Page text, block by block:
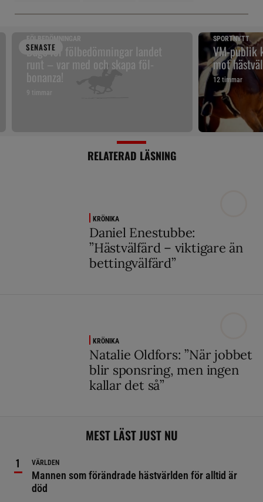
SENASTE
FÖLBEDÖMNINGAR
Dags för fölbedömningar landet
runt – var med och skapa föl-
bonanza!
9 timmar
SPORTNYTT
VM-publik
mot
12 timmar
RELATERAD LÄSNING
KRÖNIKA
Daniel Enestubbe:
”Hästvälfärd – viktigare än
bettingvälfärd”
KRÖNIKA
Natalie Oldfors: ”När jobbet
blir sponsring, men ingen
kallar det så”
MEST LÄST JUST NU
VÄRLDEN
Mannen som förändrade hästvärlden för alltid är
död